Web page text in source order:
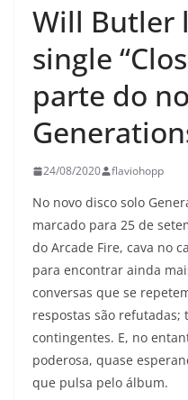
Will Butler
single
parte do
24/08/2020 flaviohopp
No novo disco solo
marcado para 25 de
do Arcade Fire, cava no
para encontrar ainda
conversas que se
respostas são refutadas;
contingentes. E, no
poderosa, quase
que pulsa pelo álbum.